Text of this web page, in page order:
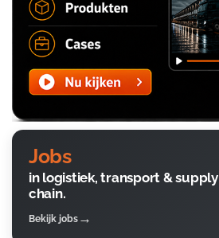
Jobs
in logistiek, transport & supply
chain.
Bekijk jobs